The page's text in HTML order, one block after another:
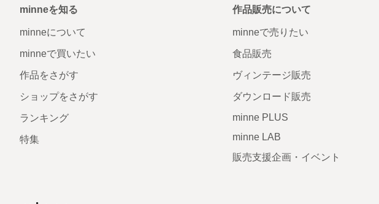
minneを知る
minneについて
minneで買いたい
作品をさがす
ショップをさがす
ランキング
特集
作品販売について
minneで売りたい
食品販売
ヴィンテージ販売
ダウンロード販売
minne PLUS
minne LAB
販売支援企画・イベント